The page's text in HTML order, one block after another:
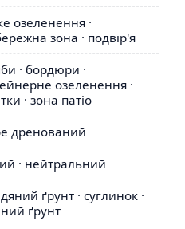
озеленення ·
зона · подвір'я
· бордюри ·
озеленення ·
· зона патіо
дренований
· нейтральний
ґрунт · суглинок ·
ґрунт